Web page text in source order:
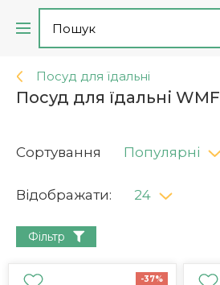
Посуд для їдальні
Посуд для їдальні WMF
Сортування Популярні
Відображати: 24
Фільтр
-37%